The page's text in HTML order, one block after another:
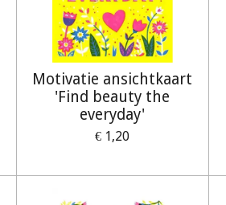
Motivatie ansichtkaart
'Find beauty the
everyday'
€ 1,20